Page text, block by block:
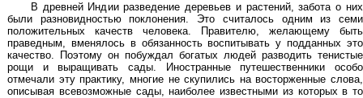
В древней Индии разведение деревьев и растений, забота о них
были разновидностью поклонения. Это считалось одним из семи
положительных качеств человека. Правителю, желающему быть
праведным, вменялось в обязанность воспитывать у подданных это
качество. Поэтому он побуждал богатых людей разводить тенистые
рощи и выращивать сады. Иностранные путешественники особо
отмечали эту практику, многие не скупились на восторженные слова,
описывая всевозможные сады, наиболее известными из которых в то